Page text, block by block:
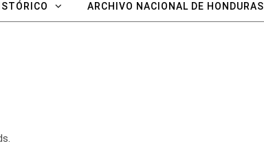
ARCHIVO NACIONAL DE HONDURAS